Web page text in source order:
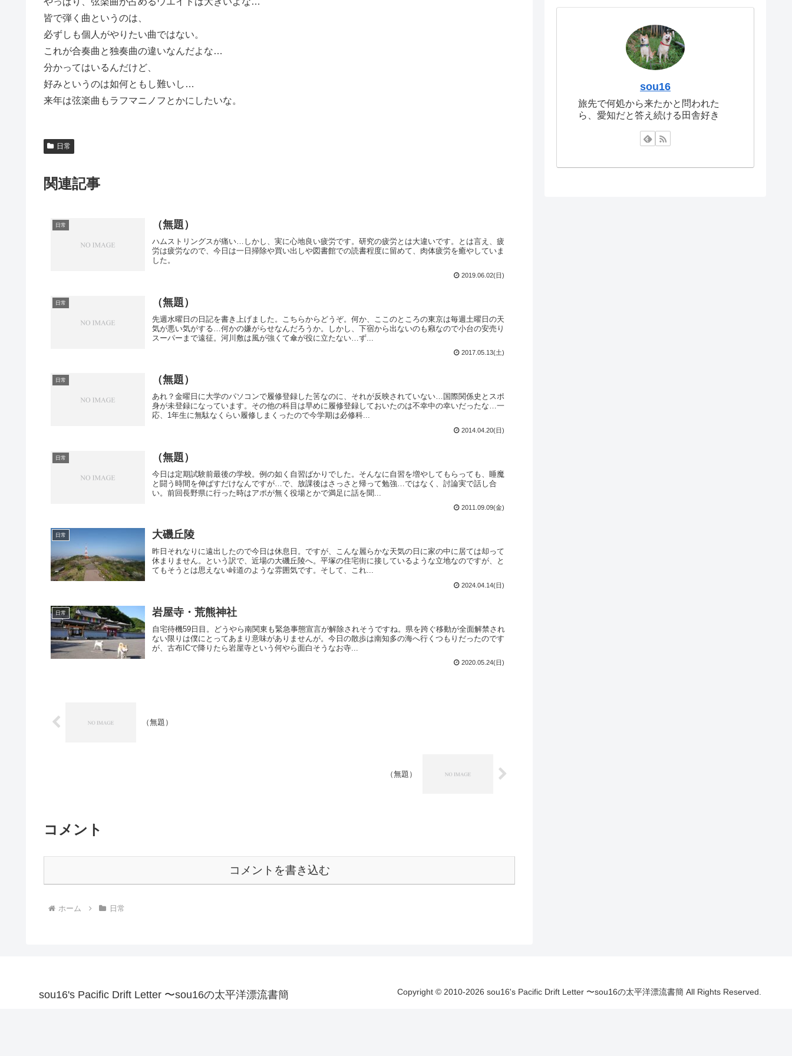
皆で弾く曲というのは、
必ずしも個人がやりたい曲ではない。
これが合奏曲と独奏曲の違いなんだよな…
分かってはいるんだけど、
好みというのは如何ともし難いし…
来年は弦楽曲もラフマニノフとかにしたいな。
日常
関連記事
日常 （無題）
ハムストリングスが痛い…しかし、実に心地良い疲労です。研究の疲労とは大違いです。とは言え、疲
労は疲労なので、今日は一日掃除や買い出しや図書館での読書程度に留めて、肉体疲労を癒やしていま
した。
2019.06.02(日)
日常 （無題）
先週水曜日の日記を書き上げました。こちらからどうぞ。何か、ここのところの東京は毎週土曜日の天
気が悪い気がする…何かの嫌がらせなんだろうか。しかし、下宿から出ないのも癪なので小台の安売り
スーパーまで遠征。河川敷は風が強くて傘が役に立たない…ず...
2017.05.13(土)
日常 （無題）
あれ？金曜日に大学のパソコンで履修登録した筈なのに、それが反映されていない…国際関係史とスポ
身が未登録になっています。その他の科目は早めに履修登録しておいたのは不幸中の幸いだったな…一
応、1年生に無駄なくらい履修しまくったので今学期は必修科...
2014.04.20(日)
日常 （無題）
今日は定期試験前最後の学校。例の如く自習ばかりでした。そんなに自習を増やしてもらっても、睡魔
と闘う時間を伸ばすだけなんですが…で、放課後はさっさと帰って勉強…ではなく、討論実で話し合
い。前回長野県に行った時はアポが無く役場とかで満足に話を聞...
2011.09.09(金)
日常 大磯丘陵
昨日それなりに遠出したので今日は休息日。ですが、こんな麗らかな天気の日に家の中に居ては却って
休まりません。という訳で、近場の大磯丘陵へ。平塚の住宅街に接しているような立地なのですが、と
てもそうとは思えない峠道のような雰囲気です。そして、これ...
2024.04.14(日)
日常 岩屋寺・荒熊神社
自宅待機59日目。どうやら南関東も緊急事態宣言が解除されそうですね。県を跨ぐ移動が全面解禁され
ない限りは僕にとってあまり意味がありませんが。今日の散歩は南知多の海へ行くつもりだったのです
が、古布ICで降りたら岩屋寺という何やら面白そうなお寺...
2020.05.24(日)
（無題）
（無題）
コメント
コメントを書き込む
ホーム 日常
sou16
旅先で何処から来たかと問われた
ら、愛知だと答え続ける田舎好き
sou16's Pacific Drift Letter 〜sou16の太平洋漂流書簡 Copyright © 2010-2026 sou16's Pacific Drift Letter 〜sou16の太平洋漂流書簡 All Rights Reserved.